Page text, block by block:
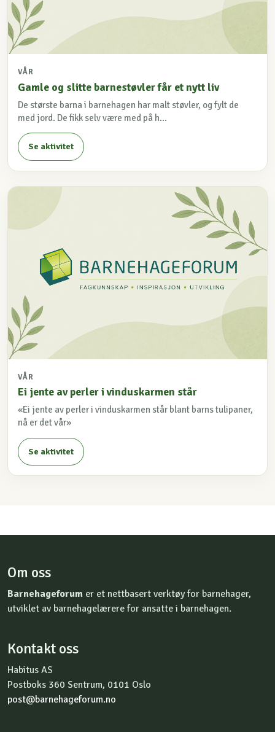
VÅR
Gamle og slitte barnestøvler får et nytt liv
De største barna i barnehagen har malt støvler, og fylt de
med jord. De fikk selv være med på h...
Se aktivitet
VÅR
Ei jente av perler i vinduskarmen står
«Ei jente av perler i vinduskarmen står blant barns tulipaner,
nå er det vår»
Se aktivitet
Om oss
Barnehageforum er et nettbasert verktøy for barnehager,
utviklet av barnehagelærere for ansatte i barnehagen.
Kontakt oss
Habitus AS
Postboks 360 Sentrum, 0101 Oslo
post@barnehageforum.no